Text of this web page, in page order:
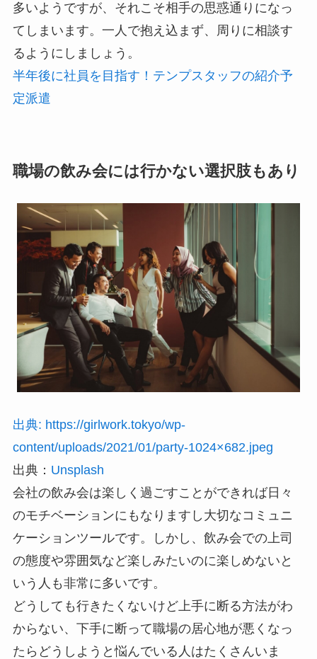
多いようですが、それこそ相手の思惑通りになっ
てしまいます。一人で抱え込まず、周りに相談す
るようにしましょう。
半年後に社員を目指す！テンプスタッフの紹介予
定派遣
職場の飲み会には行かない選択肢もあり
出典: https://girlwork.tokyo/wp-
content/uploads/2021/01/party-1024×682.jpeg
出典： Unsplash
会社の飲み会は楽しく過ごすことができれば日々
のモチベーションにもなりますし大切なコミュニ
ケーションツールです。しかし、飲み会での上司
の態度や雰囲気など楽しみたいのに楽しめないと
いう人も非常に多いです。
どうしても行きたくないけど上手に断る方法がわ
からない、下手に断って職場の居心地が悪くなっ
たらどうしようと悩んでいる人はたくさんいま